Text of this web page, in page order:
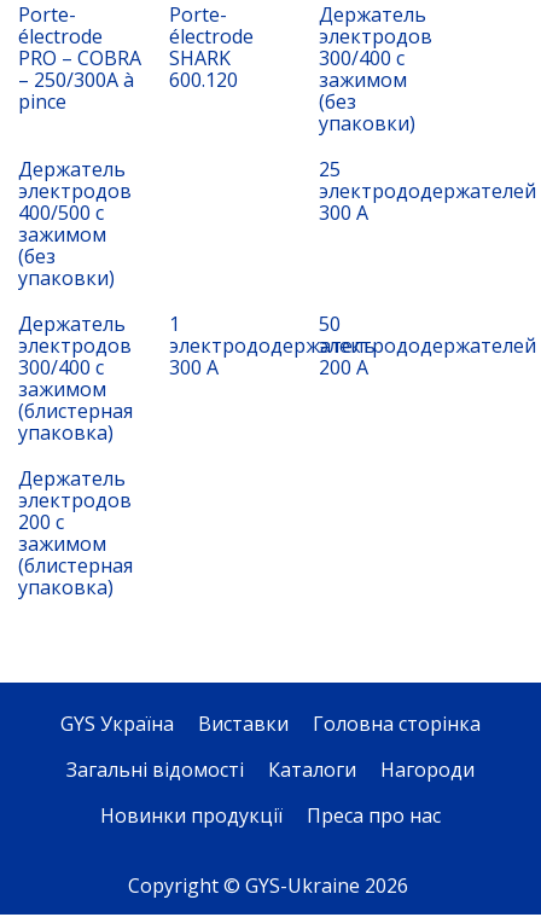
Porte-
électrode
PRO – COBRA
– 250/300A à
pince
Porte-
électrode
SHARK
600.120
Держатель
электродов
300/400 с
зажимом
(без
упаковки)
Держатель
электродов
400/500 с
зажимом
(без
упаковки)
25
электрододержателей
300 А
Держатель
электродов
300/400 с
зажимом
(блистерная
упаковка)
1
электрододержатель
300 А
50
электрододержателей
200 А
Держатель
электродов
200 с
зажимом
(блистерная
упаковка)
GYS Україна Виставки
Головна сторінка
Загальні відомості
Каталоги
Нагороди
Новинки продукції
Преса про нас
Copyright © GYS-Ukraine 2026